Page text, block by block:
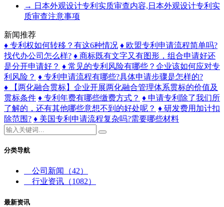
→ 日本外观设计专利实质审查内容,日本外观设计专利实
质审查注意事项
新闻推荐
♦ 专利权如何转移？有这6种情况 ♦ 欧盟专利申请流程简单吗?
找代办公司怎么样? ♦ 商标既有文字又有图形，组合申请好还
是分开申请好？ ♦ 常见的专利风险有哪些？企业该如何应对专
利风险？ ♦ 专利申请流程有哪些?具体申请步骤是怎样的?
♦ 【两化融合贯标】企业开展两化融合管理体系贯标的价值及
贯标条件 ♦ 专利年费有哪些缴费方式？ ♦ 申请专利除了我们所
了解的，还有其他哪些意想不到的好处呢？ ♦ 研发费用加计扣
除范围? ♦ 美国专利申请流程复杂吗?需要哪些材料
分类导航
公司新闻
（42）
行业资讯 （1082）
最新资讯